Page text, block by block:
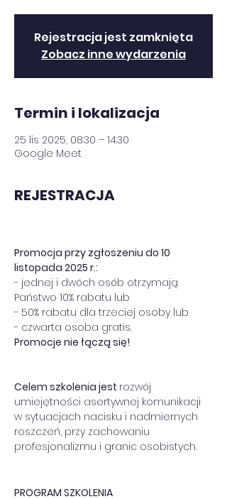
Rejestracja jest zamknięta
Zobacz inne wydarzenia
Termin i lokalizacja
25 lis 2025, 08:30 – 14:30
Google Meet
REJESTRACJA
Promocja przy zgłoszeniu do 10
listopada 2025 r.:
- jednej i dwóch osób otrzymają
Państwo 10% rabatu lub
- 50% rabatu dla trzeciej osoby lub
- czwarta osoba gratis.
Promocje nie łączą się!
Celem szkolenia jest rozwój
umiejętności asertywnej komunikacji
w sytuacjach nacisku i nadmiernych
roszczeń, przy zachowaniu
profesjonalizmu i granic osobistych.
PROGRAM SZKOLENIA